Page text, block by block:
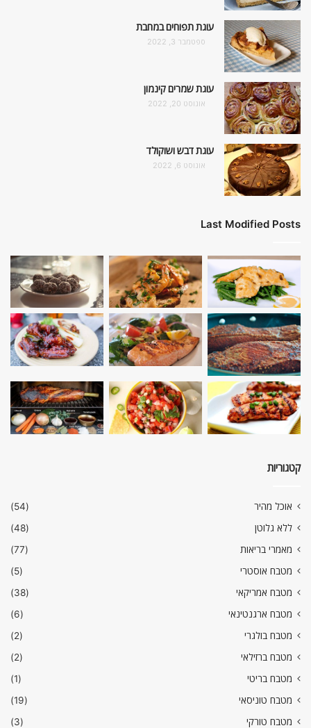
עוגת תפוחים במחבת
ספטמבר 3, 2022
עוגת שמרים קינמון
אוגוסט 20, 2022
עוגת דבש ושוקולד
אוגוסט 6, 2022
Last Modified Posts
קטגוריות
אוכל מהיר
(54)
ללא גלוטן
(48)
מאמרי בריאות
(77)
מטבח אוסטרי
(5)
מטבח אמריקאי
(38)
מטבח ארגנטינאי
(6)
מטבח בולגרי
(2)
מטבח ברזילאי
(2)
מטבח בריטי
(1)
מטבח טוניסאי
(19)
מטבח טורקי
(3)